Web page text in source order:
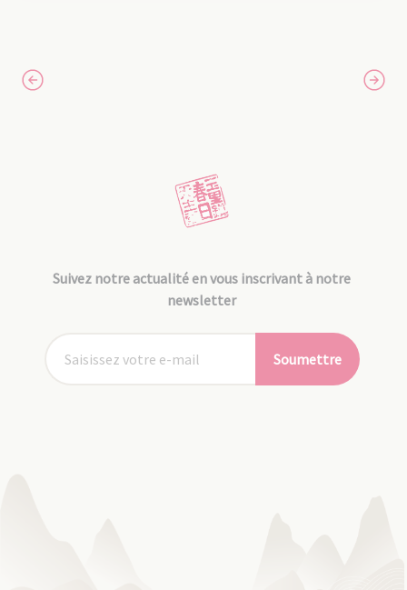
Suivez notre actualité en vous inscrivant à notre
newsletter
Soumettre